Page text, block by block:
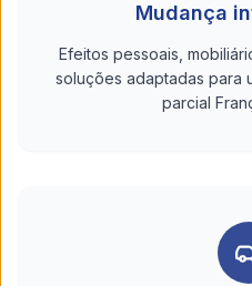
Mudança
Efeitos pessoais,
soluções adaptadas para
parcial